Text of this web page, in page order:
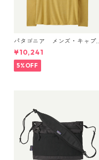
パタゴニア メンズ・キャプ
リーン・クール・デイリー・
フーディ（'73 スカイライン）
(カラー Limestone Yellow - L
ight Limestone Yellow X-Dy
¥10,241
5%OFF